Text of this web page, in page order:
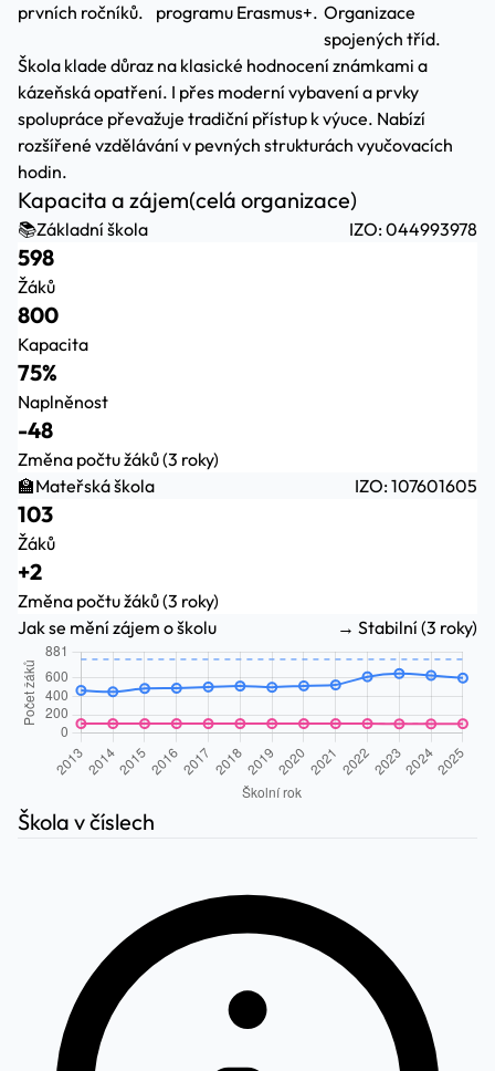
prvních ročníků.
programu Erasmus+. Organizace
spojených tříd.
Škola klade důraz na klasické hodnocení známkami a
kázeňská opatření. I přes moderní vybavení a prvky
spolupráce převažuje tradiční přístup k výuce. Nabízí
rozšířené vzdělávání v pevných strukturách vyučovacích
hodin.
Kapacita a zájem(celá organizace)
📚Základní škola IZO: 044993978
598
Žáků
800
Kapacita
75%
Naplněnost
-48
Změna počtu žáků (3 roky)
🏫Mateřská škola IZO: 107601605
103
Žáků
+2
Změna počtu žáků (3 roky)
Jak se mění zájem o školu
→ Stabilní (3 roky)
Škola v číslech